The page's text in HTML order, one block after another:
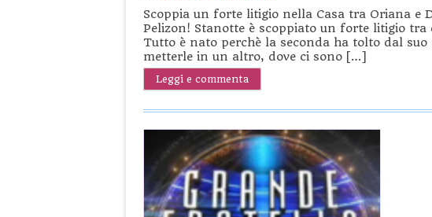
Scoppia un forte litigio nella Casa tra Oriana e
Pelizon! Stanotte è scoppiato un forte litigio tra
Tutto è nato perchè la seconda ha tolto dal
metterle in un altro, dove ci sono […]
Leggi e commenta